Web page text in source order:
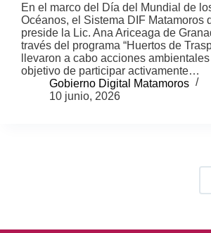
En el marco del Día del Mundial de
Océanos, el Sistema DIF Matamoros
preside la Lic. Ana Ariceaga de
través del programa “Huertos de
llevaron a cabo acciones ambientales
objetivo de participar activamente…
Gobierno Digital Matamoros
10 junio, 2026